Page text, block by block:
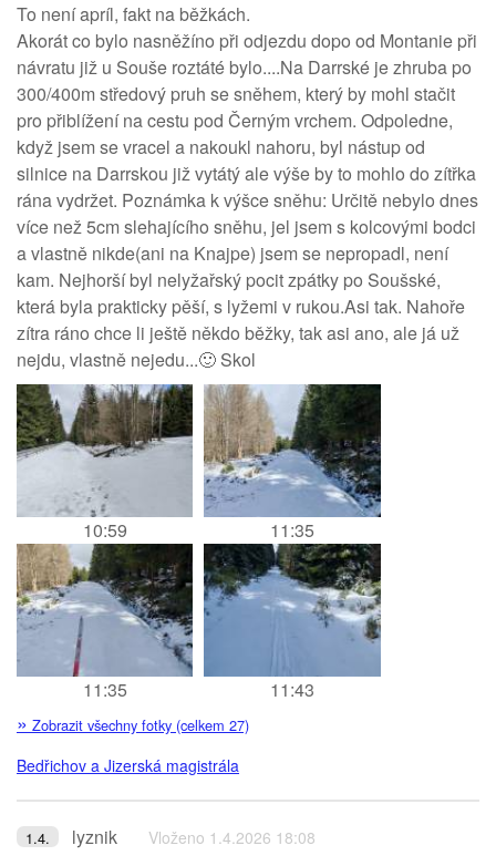
To není apríl, fakt na běžkách.
Akorát co bylo nasněžíno při odjezdu dopo od Montanie při
návratu již u Souše roztáté bylo....Na Darrské je zhruba po
300/400m středový pruh se sněhem, který by mohl stačit
pro přiblížení na cestu pod Černým vrchem. Odpoledne,
když jsem se vracel a nakoukl nahoru, byl nástup od
silnice na Darrskou již vytátý ale výše by to mohlo do zítřka
rána vydržet. Poznámka k výšce sněhu: Určitě nebylo dnes
více než 5cm slehajícího sněhu, jel jsem s kolcovými bodci
a vlastně nikde(ani na Knajpe) jsem se nepropadl, není
kam. Nejhorší byl nelyžařský pocit zpátky po Soušské,
která byla prakticky pěší, s lyžemi v rukou.Asi tak. Nahoře
zítra ráno chce li ještě někdo běžky, tak asi ano, ale já už
nejdu, vlastně nejedu...🙂 Skol
10:59 11:35
11:35 11:43
» Zobrazit všechny fotky (celkem 27)
Bedřichov a Jizerská magistrála
1.4. lyznik Vloženo 1.4.2026 18:08